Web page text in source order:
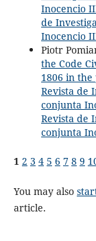
Inocencio
de
Inocencio
Piotr
the Code
1806 in the
Revista de
conjunta
Revista de
conjunta
1 2 3 4 5 6 7 8 9
You may also
article.